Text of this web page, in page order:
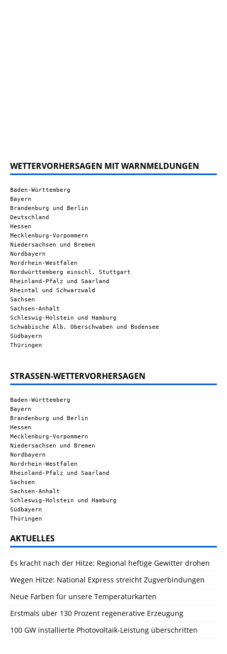
WETTERVORHERSAGEN MIT WARNMELDUNGEN
Baden-Württemberg
Bayern
Brandenburg und Berlin
Deutschland
Hessen
Mecklenburg-Vorpommern
Niedersachsen und Bremen
Nordbayern
Nordrhein-Westfalen
Nordwürttemberg einschl. Stuttgart
Rheinland-Pfalz und Saarland
Rheintal und Schwarzwald
Sachsen
Sachsen-Anhalt
Schleswig-Holstein und Hamburg
Schwäbische Alb, Oberschwaben und Bodensee
Südbayern
Thüringen
STRASSEN-WETTERVORHERSAGEN
Baden-Württemberg
Bayern
Brandenburg und Berlin
Hessen
Mecklenburg-Vorpommern
Niedersachsen und Bremen
Nordbayern
Nordrhein-Westfalen
Rheinland-Pfalz und Saarland
Sachsen
Sachsen-Anhalt
Schleswig-Holstein und Hamburg
Südbayern
Thüringen
AKTUELLES
Es kracht nach der Hitze: Regional heftige Gewitter drohen
Wegen Hitze: National Express streicht Zugverbindungen
Neue Farben für unsere Temperaturkarten
Erstmals über 130 Prozent regenerative Erzeugung
100 GW installierte Photovoltaik-Leistung überschritten